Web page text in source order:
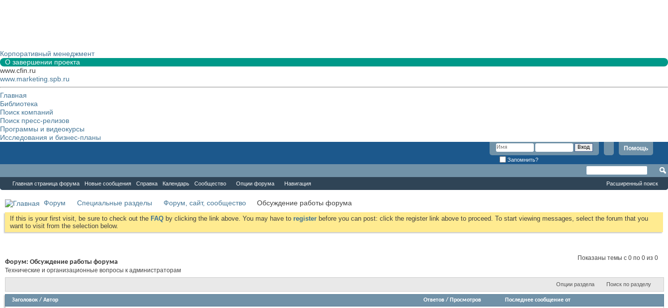
Корпоративный менеджмент
О завершении проекта
www.cfin.ru
www.marketing.spb.ru
Главная
Библиотека
Поиск компаний
Поиск пресс-релизов
Программы и видеокурсы
Исследования и бизнес-планы
Помощь
Запомнить?
Главная страница форума Новые сообщения Справка Календарь Сообщество Опции форума Навигация Расширенный поиск
Форум Специальные разделы Форум, сайт, сообщество Обсуждение работы форума
If this is your first visit, be sure to check out the FAQ by clicking the link above. You may have to register before you can post: click the register link above to proceed. To start viewing messages, select the forum that you
want to visit from the selection below.
Показаны темы с 0 по 0 из 0
Форум: Обсуждение работы форума
Технические и организационные вопросы к администраторам
Опции раздела Поиск по разделу
Заголовок / Автор Ответов / Просмотров Последнее сообщение от